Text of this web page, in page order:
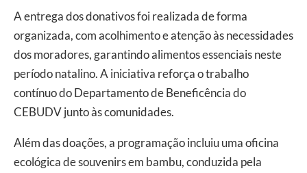
A entrega dos donativos foi realizada de forma
organizada, com acolhimento e atenção às necessidades
dos moradores, garantindo alimentos essenciais neste
período natalino. A iniciativa reforça o trabalho
contínuo do Departamento de Beneficência do
CEBUDV junto às comunidades.
Além das doações, a programação incluiu uma oficina
ecológica de souvenirs em bambu, conduzida pela